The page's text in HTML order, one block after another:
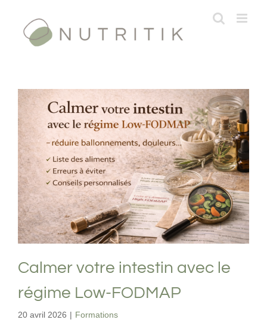
contenu
Calmer votre intestin avec le régime
Low-FODMAP
Formations
Calmer votre intestin avec le
régime Low-FODMAP
20 avril 2026 | Formations